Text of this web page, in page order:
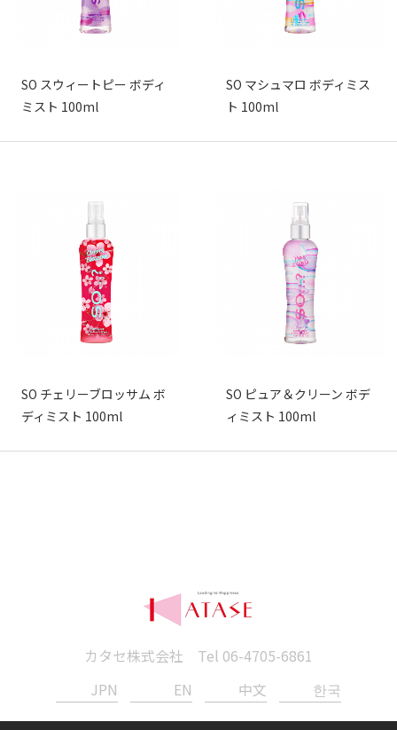
SO スウィートピー ボディ
ミスト 100ml
SO マシュマロ ボディミス
ト 100ml
SO チェリーブロッサム ボ
ディミスト 100ml
SO ピュア＆クリーン ボデ
ィミスト 100ml
カタセ株式会社 Tel 06-4705-6861
JPN
EN 中文 한국